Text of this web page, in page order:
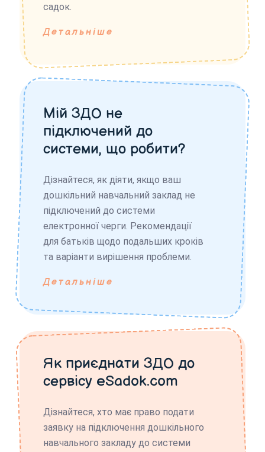
садок.
Детальніше
Мій ЗДО не
підключений до
системи, що робити?
Дізнайтеся, як діяти, якщо ваш
дошкільний навчальний заклад не
підключений до системи
електронної черги. Рекомендації
для батьків щодо подальших кроків
та варіанти вирішення проблеми.
Детальніше
Як приєднати ЗДО до
сервісу eSadok.com
Дізнайтеся, хто має право подати
заявку на підключення дошкільного
навчального закладу до системи